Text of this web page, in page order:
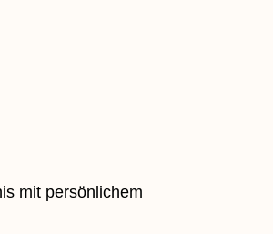
mit persönlichem